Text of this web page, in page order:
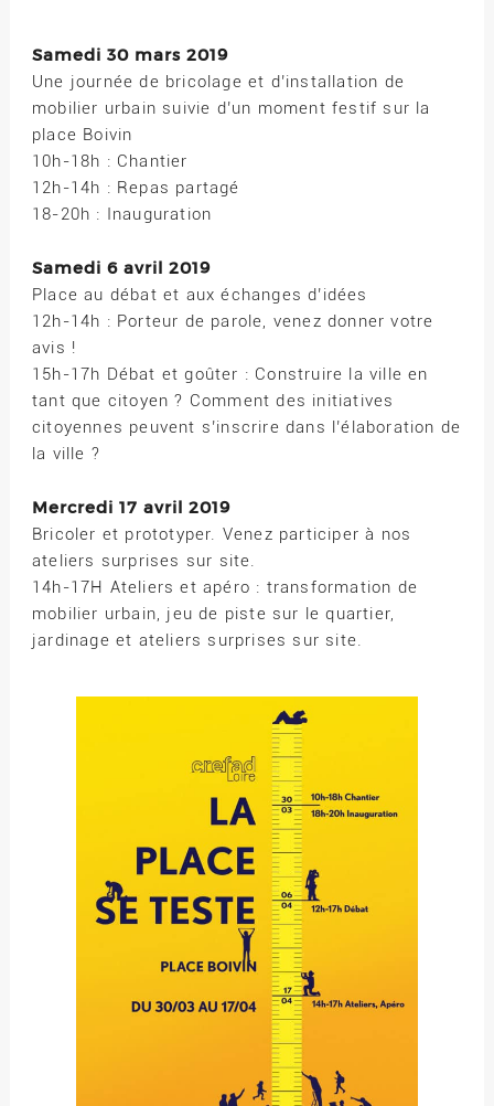
Samedi 30 mars 2019
Une journée de bricolage et d’installation de
mobilier urbain suivie d’un moment festif sur la
place Boivin
10h-18h : Chantier
12h-14h : Repas partagé
18-20h : Inauguration
Samedi 6 avril 2019
Place au débat et aux échanges d’idées
12h-14h : Porteur de parole, venez donner votre
avis !
15h-17h Débat et goûter : Construire la ville en
tant que citoyen ? Comment des initiatives
citoyennes peuvent s’inscrire dans l’élaboration de
la ville ?
Mercredi 17 avril 2019
Bricoler et prototyper. Venez participer à nos
ateliers surprises sur site.
14h-17H Ateliers et apéro : transformation de
mobilier urbain, jeu de piste sur le quartier,
jardinage et ateliers surprises sur site.